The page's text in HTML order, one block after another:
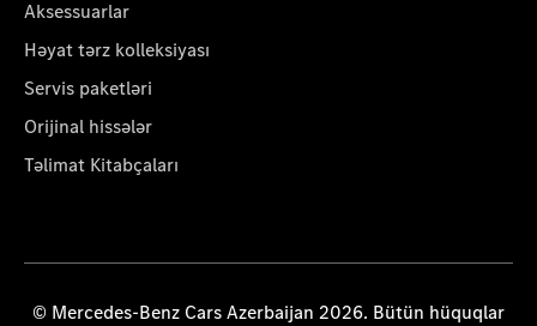
Aksessuarlar
Həyat tərz kolleksiyası
Servis paketləri
Orijinal hissələr
Təlimat Kitabçaları
© Mercedes-Benz Cars Azerbaijan 2026. Bütün hüquqlar